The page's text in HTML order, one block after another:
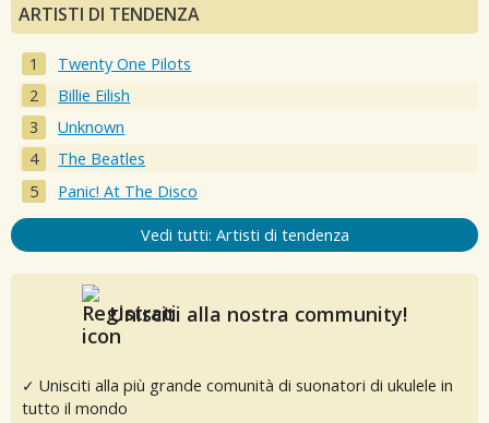
ARTISTI DI TENDENZA
Twenty One Pilots
Billie Eilish
Unknown
The Beatles
Panic! At The Disco
Vedi tutti: Artisti di tendenza
Unisciti alla nostra community!
✓ Unisciti alla più grande comunità di suonatori di ukulele in
tutto il mondo